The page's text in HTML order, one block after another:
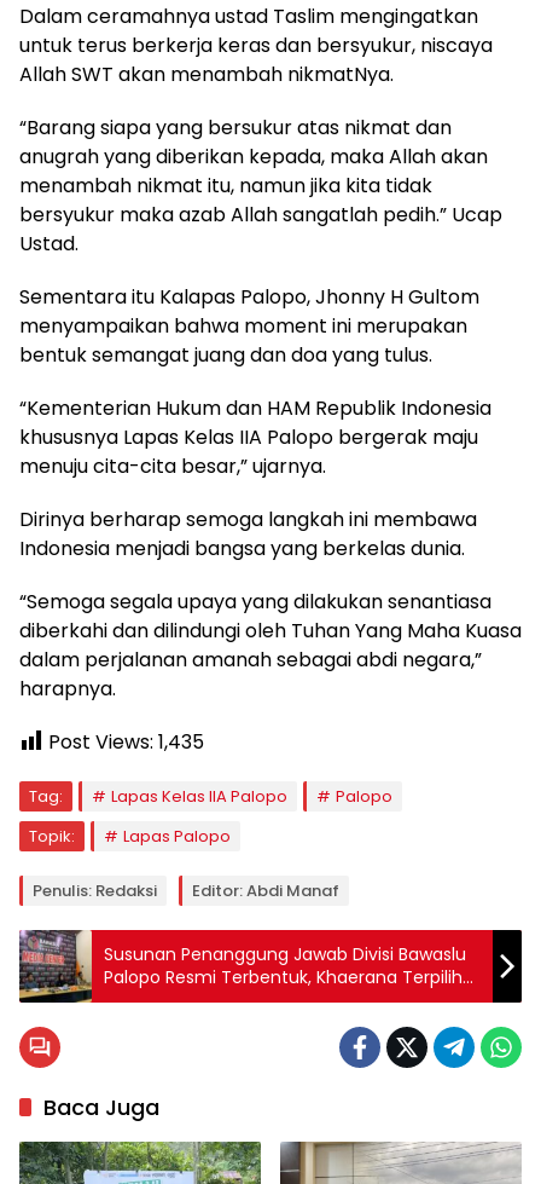
Dalam ceramahnya ustad Taslim mengingatkan
untuk terus berkerja keras dan bersyukur, niscaya
Allah SWT akan menambah nikmatNya.
“Barang siapa yang bersukur atas nikmat dan
anugrah yang diberikan kepada, maka Allah akan
menambah nikmat itu, namun jika kita tidak
bersyukur maka azab Allah sangatlah pedih.” Ucap
Ustad.
Sementara itu Kalapas Palopo, Jhonny H Gultom
menyampaikan bahwa moment ini merupakan
bentuk semangat juang dan doa yang tulus.
“Kementerian Hukum dan HAM Republik Indonesia
khususnya Lapas Kelas IIA Palopo bergerak maju
menuju cita-cita besar,” ujarnya.
Dirinya berharap semoga langkah ini membawa
Indonesia menjadi bangsa yang berkelas dunia.
“Semoga segala upaya yang dilakukan senantiasa
diberkahi dan dilindungi oleh Tuhan Yang Maha Kuasa
dalam perjalanan amanah sebagai abdi negara,”
harapnya.
Post Views: 1,435
Tag: Lapas Kelas IIA Palopo
Palopo
Topik:
Lapas Palopo
Penulis: Redaksi Editor: Abdi Manaf
Susunan Penanggung Jawab Divisi Bawaslu
Palopo Resmi Terbentuk, Khaerana Terpilih
Sebagai Ketua
Baca Juga